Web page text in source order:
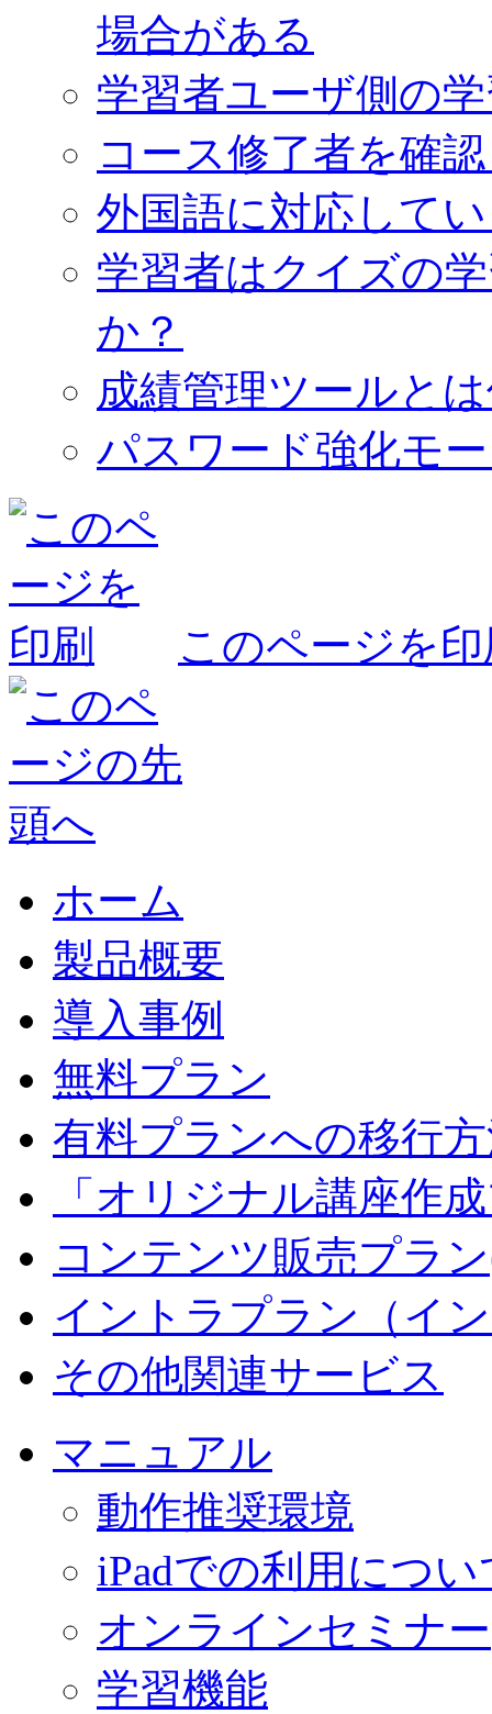
場合がある
学習者ユーザ側の
コース修了者を確
外国語に対応して
学習者はクイズの
か？
成績管理ツールと
パスワード強化モ
このページを
ホーム
製品概要
導入事例
無料プラン
有料プランへの移行
「オリジナル講座作
コンテンツ販売プラ
イントラプラン（イ
その他関連サービス
マニュアル
動作推奨環境
iPadでの利用につい
オンラインセミナー
学習機能